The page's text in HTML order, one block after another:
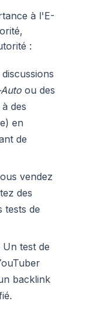
à l'E-
:
ou des
des
en
de
vendez
des
tests de
Un test de
backlink